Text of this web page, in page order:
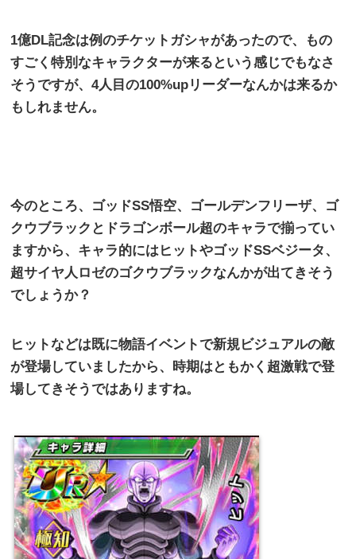
1億DL記念は例のチケットガシャがあったので、もの
すごく特別なキャラクターが来るという感じでもなさ
そうですが、4人目の100%up リーダーなんかは来るか
もしれません。
今のところ、ゴッドSS悟空、ゴールデンフリーザ、ゴ
クウブラックとドラゴンボール超のキャラで揃ってい
ますから、キャラ的にはヒットやゴッドSSベジータ、
超サイヤ人ロゼのゴクウブラックなんかが出てきそう
でしょうか？
ヒットなどは既に物語イベントで新規ビジュアルの敵
が登場していましたから、時期はともかく超激戦で登
場してきそうではありますね。